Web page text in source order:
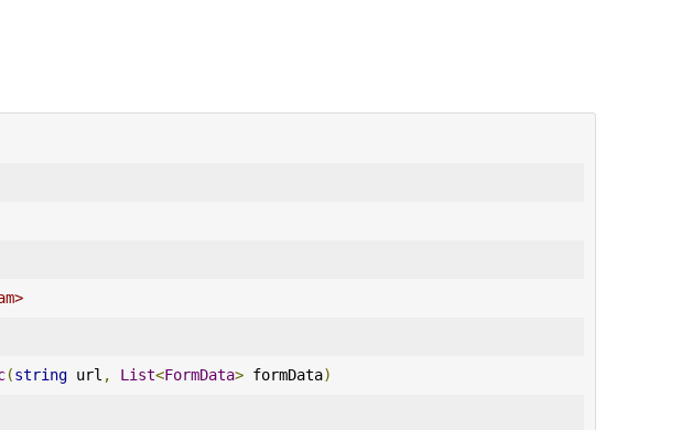
(string url , List<FormData> formData)